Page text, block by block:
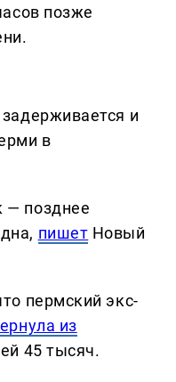
позже
и
в
— позднее
пишет Новый
пермский экс-
из
45 тысяч.